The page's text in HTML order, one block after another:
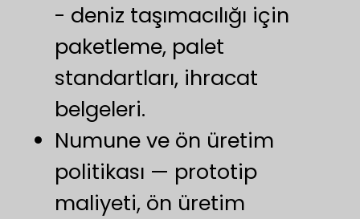
- deniz taşımacılığı için
paketleme, palet
standartları, ihracat
belgeleri.
Numune ve ön üretim
politikası — prototip
maliyeti, ön üretim